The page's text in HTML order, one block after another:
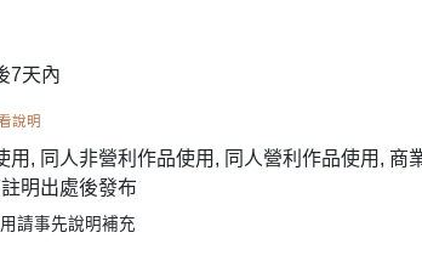
7天內
說明
用, 同人非營利作品使用, 同人營利作品使用, 商
明出處後發布
請事先說明補充